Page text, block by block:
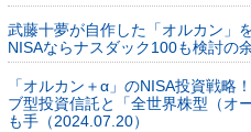
武藤十夢が自作した「オルカン」
NISAならナスダック100も検討の
「オルカン＋α」のNISA投資戦略
ブ型投資信託と「全世界株型（オ
も手（2024.07.20）